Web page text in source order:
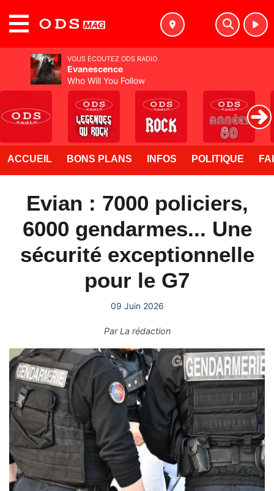
ACCUEIL BONS PLANS INFOS POLITIQUE
Evian : 7000 policiers,
6000 gendarmes... Une
sécurité exceptionnelle
pour le G7
09 Juin 2026
ParLa rédaction
VOUS ÉCOUTEZ ODS RADIO
Evanescence
Who Will You Follow